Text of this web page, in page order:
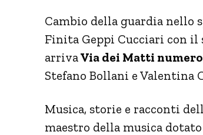
Cambio della guardia nello
Finita Geppi Cucciari con il
arrivaVia dei Matti
Stefano Bollani e Valentina
Musica, storie e racconti
maestro della musica